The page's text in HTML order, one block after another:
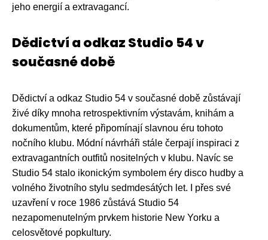
jeho energií a extravagancí.
Dědictví a odkaz Studio 54 v
současné době
Dědictví a odkaz Studio 54 v současné době zůstávají
živé díky mnoha retrospektivním výstavám, knihám a
dokumentům, které připomínají slavnou éru tohoto
nočního klubu. Módní návrháři stále čerpají inspiraci z
extravagantních outfitů nositelných v klubu. Navíc se
Studio 54 stalo ikonickým symbolem éry disco hudby a
volného životního stylu sedmdesátých let. I přes své
uzavření v roce 1986 zůstává Studio 54
nezapomenutelným prvkem historie New Yorku a
celosvětové popkultury.